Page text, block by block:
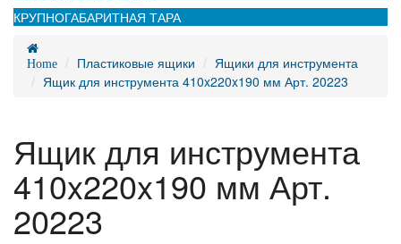
КРУПНОГАБАРИТНАЯ ТАРА
Home Пластиковые ящики
Ящики для инструмента
Ящик для инструмента 410x220x190 мм Арт. 20223
Ящик для инструмента
410x220x190 мм Арт.
20223